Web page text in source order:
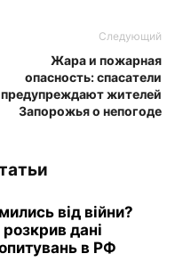
Следующий
Жара и пожарная
опасность: спасатели
предупреждают жителей
Запорожья о непогоде
від війни?
дані
в РФ